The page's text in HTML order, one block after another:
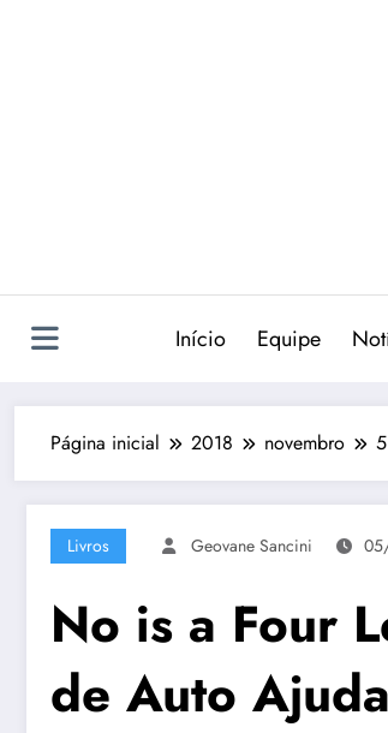
Início Equipe
Página inicial 2018 novembro 5
Livros Geovane Sancini
No is a Four
de Auto